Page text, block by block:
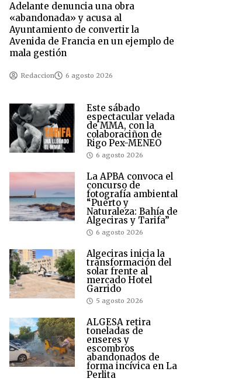
Adelante denuncia una obra
«abandonada» y acusa al
Ayuntamiento de convertir la
Avenida de Francia en un ejemplo de
mala gestión
Redaccion 6 agosto 2026
Este sábado
espectacular velada
de MMA, con la
colaboraciñon de
Rigo Pex-MENEO
6 agosto 2026
La APBA convoca el
concurso de
fotografía ambiental
“Puerto y
Naturaleza: Bahía de
Algeciras y Tarifa”
6 agosto 2026
Algeciras inicia la
transformación del
solar frente al
mercado Hotel
Garrido
5 agosto 2026
ALGESA retira
toneladas de
enseres y
escombros
abandonados de
forma incívica en La
Perlita